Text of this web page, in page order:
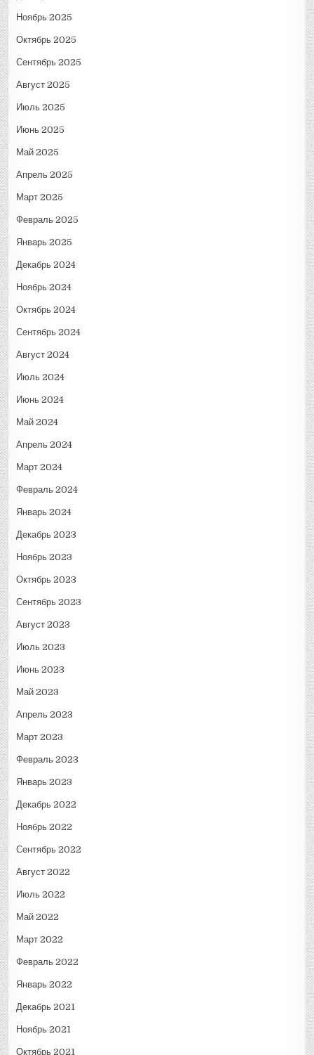
Ноябрь 2025
Октябрь 2025
Сентябрь 2025
Август 2025
Июль 2025
Июнь 2025
Май 2025
Апрель 2025
Март 2025
Февраль 2025
Январь 2025
Декабрь 2024
Ноябрь 2024
Октябрь 2024
Сентябрь 2024
Август 2024
Июль 2024
Июнь 2024
Май 2024
Апрель 2024
Март 2024
Февраль 2024
Январь 2024
Декабрь 2023
Ноябрь 2023
Октябрь 2023
Сентябрь 2023
Август 2023
Июль 2023
Июнь 2023
Май 2023
Апрель 2023
Март 2023
Февраль 2023
Январь 2023
Декабрь 2022
Ноябрь 2022
Сентябрь 2022
Август 2022
Июль 2022
Май 2022
Март 2022
Февраль 2022
Январь 2022
Декабрь 2021
Ноябрь 2021
Октябрь 2021